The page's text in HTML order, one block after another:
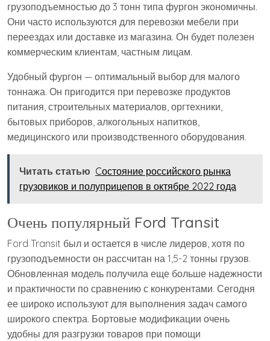
грузоподъемностью до 3 тонн типа фургон экономичны.
Они часто используются для перевозки мебели при
переездах или доставке из магазина. Он будет полезен
коммерческим клиентам, частным лицам.
Удобный фургон — оптимальный выбор для малого
тоннажа. Он пригодится при перевозке продуктов
питания, строительных материалов, оргтехники,
бытовых приборов, алкогольных напитков,
медицинского или производственного оборудования.
Читать статью Cостояние российского рынка
грузовиков и полуприцепов в октябре 2022 года
Очень популярный Ford Transit
Ford Transit был и остается в числе лидеров, хотя по
грузоподъемности он рассчитан на 1,5-2 тонны грузов.
Обновленная модель получила еще больше надежности
и практичности по сравнению с конкурентами. Сегодня
ее широко используют для выполнения задач самого
широкого спектра. Бортовые модификации очень
удобны для разгрузки товаров при помощи